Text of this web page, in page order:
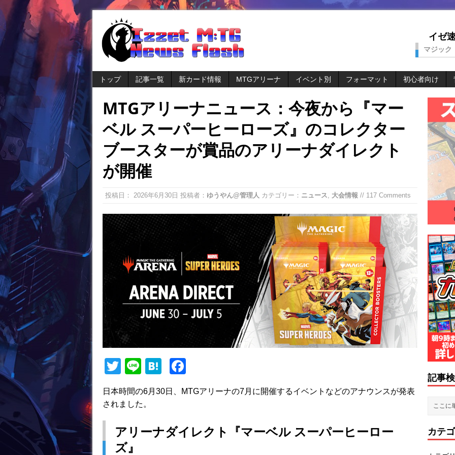
イゼ
マジック
トップ 記事一覧 新カード情報 MTGアリーナ イベント別 フォーマット 初心者向け
MTGアリーナニュース：今夜から『マー
ベル スーパーヒーローズ』のコレクター
ブースターが賞品のアリーナダイレクト
が開催
投稿日： 2026年6月30日 投稿者： ゆうやん@管理人 カテゴリー： ニュース, 大会情報 // 117 Comments
T
w
itt
Li
e
H
e
a
c
b
日本時間の6月30日、MTGアリーナの7月に開催するイベントなどのアナウンスが発表
されました。
アリーナダイレクト『マーベル スーパーヒーロー
ズ』
記事
カテ